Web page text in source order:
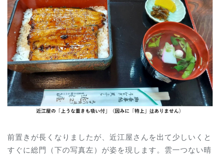
前置きが長くなりましたが、近江屋さんを出て少しいくと
すぐに総門（下の写真左）が姿を現します。雲一つない晴